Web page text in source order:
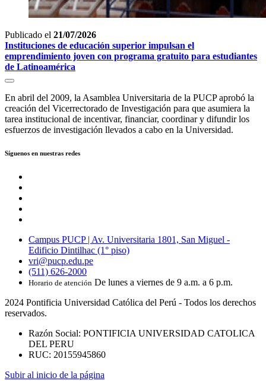
Publicado el 21/07/2026
Instituciones de educación superior impulsan el
emprendimiento joven con programa gratuito para estudiantes
de Latinoamérica
En abril del 2009, la Asamblea Universitaria de la PUCP aprobó la
creación del Vicerrectorado de Investigación para que asumiera la
tarea institucional de incentivar, financiar, coordinar y difundir los
esfuerzos de investigación llevados a cabo en la Universidad.
Síguenos en nuestras redes
Campus PUCP | Av. Universitaria 1801, San Miguel -
Edificio Dintilhac (1° piso)
vri@pucp.edu.pe
(511) 626-2000
Horario de atención De lunes a viernes de 9 a.m. a 6 p.m.
2024 Pontificia Universidad Católica del Perú - Todos los derechos
reservados.
Razón Social: PONTIFICIA UNIVERSIDAD CATOLICA
DEL PERU
RUC: 20155945860
Subir al inicio de la página